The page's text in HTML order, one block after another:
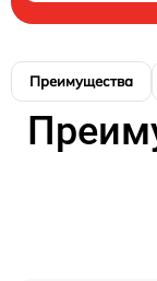
Преимущества